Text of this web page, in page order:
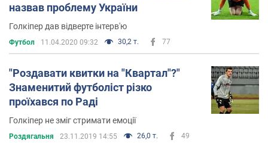
назвав проблему України
Голкіпер дав відверте інтерв'ю
Футбол 11.04.2020 09:32 30,2 т. 77
"Роздавати квитки на "Квартал"?"
Знаменитий футболіст різко
проїхався по Раді
Голкіпер не зміг стримати емоції
Роздягальня 23.11.2019 14:55 26,0 т. 49